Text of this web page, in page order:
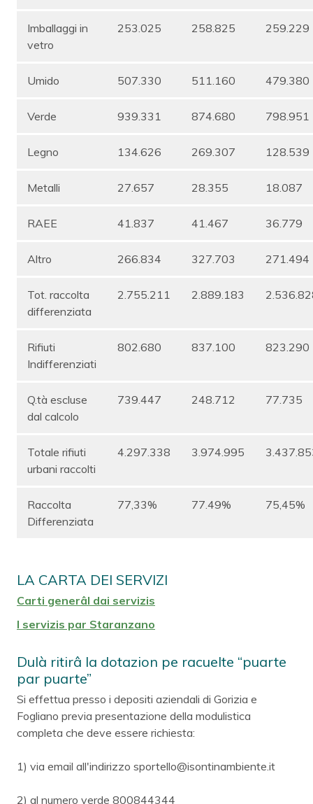
Imballaggi in
vetro
253.025 258.825 259.229
Umido 507.330 511.160 479.380
Verde 939.331 874.680 798.951
Legno 134.626 269.307 128.539
Metalli 27.657 28.355 18.087
RAEE 41.837 41.467 36.779
Altro 266.834 327.703 271.494
Tot. raccolta
differenziata
2.755.211 2.889.183
Rifiuti
Indifferenziati
802.680 837.100 823.290
Q.tà escluse
dal calcolo
739.447 248.712 77.735
Totale rifiuti
urbani raccolti
4.297.338 3.974.995
Raccolta
Differenziata
77,33% 77.49% 75,45%
LA CARTA DEI SERVIZI
Carti generâl dai servizis
I servizis par Staranzano
Dulà ritirâ la dotazion pe racuelte “puarte
par puarte”
Si effettua presso i depositi aziendali di Gorizia e
Fogliano previa presentazione della modulistica
completa che deve essere richiesta:
1) via email all'indirizzo sportello@isontinambiente.it
2) al numero verde 800844344